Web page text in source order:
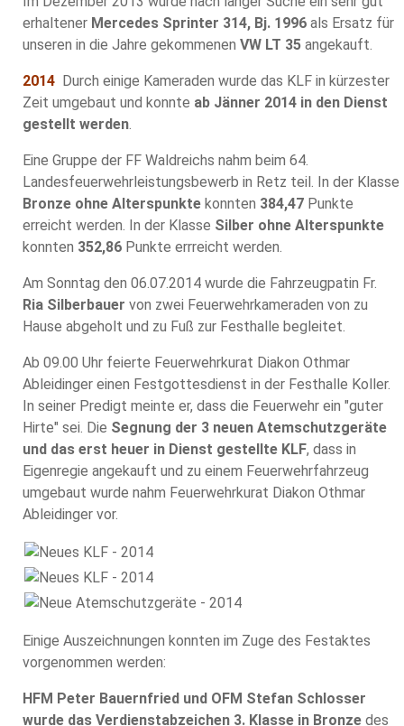
erhaltener Mercedes Sprinter 314, Bj. 1996 als Ersatz für
unseren in die Jahre gekommenen VW LT 35 angekauft.
2014 Durch einige Kameraden wurde das KLF in kürzester
Zeit umgebaut und konnte ab Jänner 2014 in den Dienst
gestellt werden
Eine Gruppe der FF Waldreichs nahm beim 64.
Landesfeuerwehrleistungsbewerb in Retz teil. In der Klasse
Bronze ohne Alterspunkte konnten 384,47 Punkte
erreicht werden. In der Klasse Silber ohne Alterspunkte
konnten 352,86 Punkte errreicht werden.
Am Sonntag den 06.07.2014 wurde die Fahrzeugpatin Fr.
Ria Silberbauer von zwei Feuerwehrkameraden von zu
Hause abgeholt und zu Fuß zur Festhalle begleitet.
Ab 09.00 Uhr feierte Feuerwehrkurat Diakon Othmar
Ableidinger einen Festgottesdienst in der Festhalle Koller.
In seiner Predigt meinte er, dass die Feuerwehr ein "guter
Hirte" sei. Die Segnung der 3 neuen Atemschutzgeräte
und das erst heuer in Dienst gestellte KLF, dass in
Eigenregie angekauft und zu einem Feuerwehrfahrzeug
umgebaut wurde nahm Feuerwehrkurat Diakon Othmar
Ableidinger vor.
Einige Auszeichnungen konnten im Zuge des Festaktes
vorgenommen werden:
HFM Peter Bauernfried und OFM Stefan Schlosser
wurde das Verdienstabzeichen 3. Klasse in Bronze des